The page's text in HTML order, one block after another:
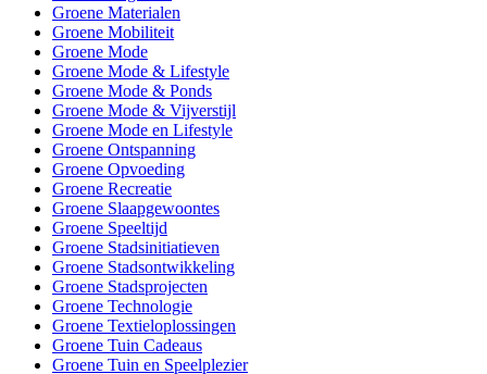
Groene Materialen
Groene Mobiliteit
Groene Mode
Groene Mode & Lifestyle
Groene Mode & Ponds
Groene Mode & Vijverstijl
Groene Mode en Lifestyle
Groene Ontspanning
Groene Opvoeding
Groene Recreatie
Groene Slaapgewoontes
Groene Speeltijd
Groene Stadsinitiatieven
Groene Stadsontwikkeling
Groene Stadsprojecten
Groene Technologie
Groene Textieloplossingen
Groene Tuin Cadeaus
Groene Tuin en Speelplezier